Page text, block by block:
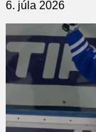
6. júla 2026